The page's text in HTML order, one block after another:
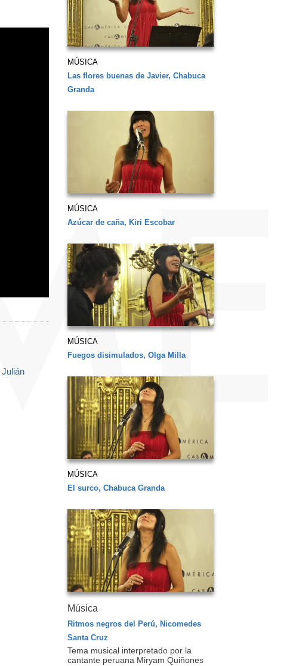
Julián
MÚSICA
Las flores buenas de Javier, Chabuca
Granda
MÚSICA
Azúcar de caña, Kiri Escobar
MÚSICA
Fuegos disimulados, Olga Milla
MÚSICA
El surco, Chabuca Granda
Música
Ritmos negros del Perú, Nicomedes
Santa Cruz
Tema musical interpretado por la
cantante peruana Miryam Quiñones